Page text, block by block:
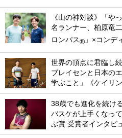
《山の神対談》「や
名ランナー、柏原竜
ロンパス® 」×コンデ
世界の頂点に君臨し
ブレイセンと日本の
学ぶこと」《ケイリ
38歳でも進化を続け
バスケが上手くなっ
ぶ賞 受賞者インタビ